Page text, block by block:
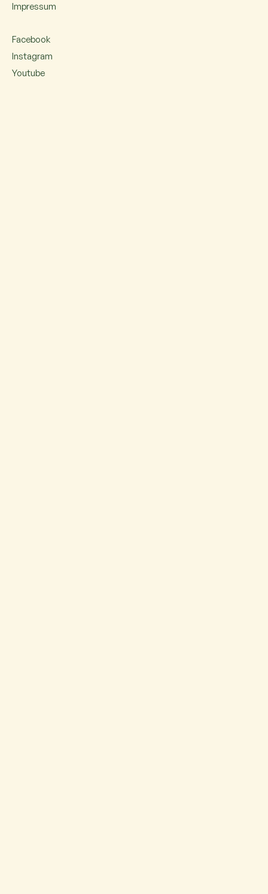
Impressum
Facebook
Instagram
Youtube